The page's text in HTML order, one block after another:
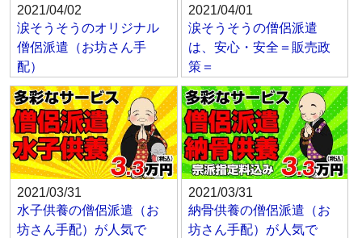
2021/04/02
涙そうそうのオリジナル
僧侶派遣（お坊さん手
配）
2021/04/01
涙そうそうの僧侶派遣
は、安心・安全＝販売政
策＝
2021/03/31
水子供養の僧侶派遣（お
坊さん手配）が人気で
2021/03/31
納骨供養の僧侶派遣（お
坊さん手配）が人気で